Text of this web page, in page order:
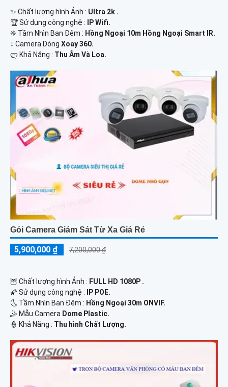
✨ Chất lượng hình Ảnh : Ultra 2k .
🏆 Sử dụng công nghệ :
IP Wifi.
❈ Tầm Nhìn Ban Đêm : Hồng Ngoại 10m Hồng Ngoại Smart IR.
↕️ Camera Dòng Xoay 360.
️ლ Khả Năng : Thu Âm Và Loa.
Gói Camera Giám Sát Từ Xa Giá Rẻ
5,900,000 ₫ 7,200,000 ₫
🦉 Chất lượng hình Ảnh : FULL HD 1080P .
🌠 Sử dụng công nghệ :
IP POE.
🌜 Tầm Nhìn Ban Đêm : Hồng Ngoại 30m ONVIF.
🤹 Mẫu Camera Dome Plastic.
️👮 Khả Năng : Thu hình Chất Lượng.